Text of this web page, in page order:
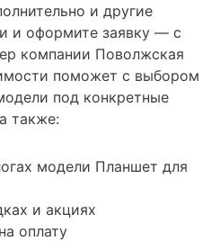
и другие
и оформите заявку — с
компании Поволжская
поможет с выбором
под конкретные
также:
модели Планшет для
и акциях
оплату